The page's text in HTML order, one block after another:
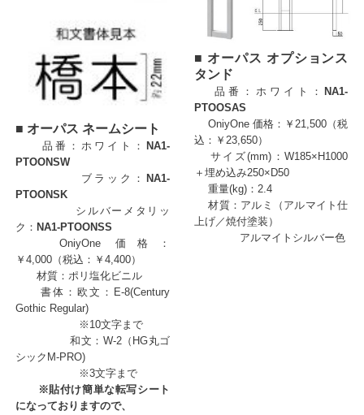
■ オーパス ネームシート
品番：ホワイト：
NA1-
PTOONSW
ブラック：
NA1-
PTOONSK
シルバーメタリッ
ク： NA1-PTOONSS
OniyOne 価格：
￥4,000（税込：￥4,400）
材質：ポリ塩化ビニル
書体：欧文：E-8(Century
Gothic Regular)
※10文字まで
和文：W-2（HG丸ゴ
シックM-PRO)
※3文字まで
※貼付け簡単な転写シート
になっておりますので、
■ オーパス オプションス
タンド
品番：ホワイト：
NA1-
PTOOSAS
OniyOne 価格：￥21,500（税
込：￥23,650）
サイズ(mm)：W185×H1000
＋埋め込み250×D50
重量(kg)：2.4
材質：アルミ（アルマイト仕
上げ／焼付塗装）
アルマイトシルバー色